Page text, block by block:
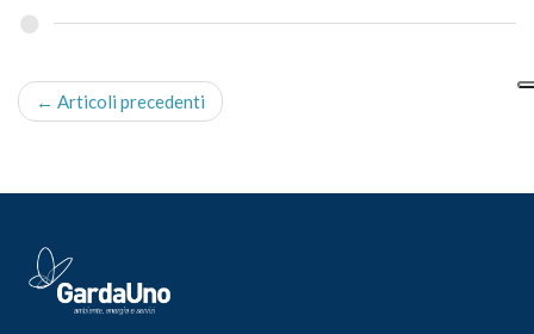
← Articoli precedenti